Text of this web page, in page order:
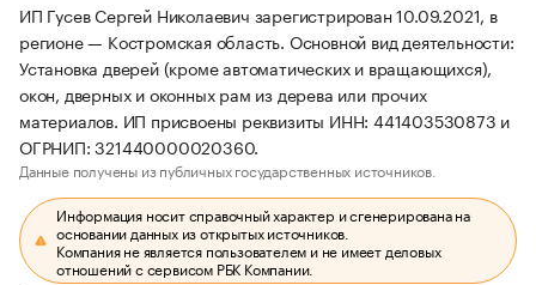
ИП Гусев Сергей Николаевич зарегистрирован 10.09.2021, в
регионе — Костромская область. Основной вид деятельности:
Установка дверей (кроме автоматических и вращающихся),
окон, дверных и оконных рам из дерева или прочих
материалов. ИП присвоены реквизиты ИНН: 441403530873 и
ОГРНИП: 321440000020360.
Данные получены из публичных государственных источников.
Информация носит справочный характер и сгенерирована на
основании данных из открытых источников.
Компания не является пользователем и не имеет деловых
отношений с сервисом РБК Компании.